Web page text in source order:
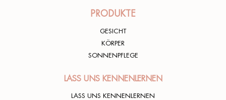
PRODUKTE
GESICHT
KÖRPER
SONNENPFLEGE
LASS UNS KENNENLERNEN
LASS UNS KENNENLERNEN